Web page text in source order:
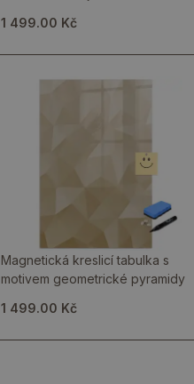
1 499.00 Kč
Magnetická kreslicí tabulka s
motivem geometrické pyramidy
1 499.00 Kč